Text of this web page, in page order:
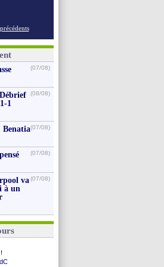
(07/08)
1
(08/08)
Benatia(07/08)
(07/08)
va
à un
(07/08)